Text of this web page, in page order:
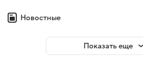
Новостные
Показать еще